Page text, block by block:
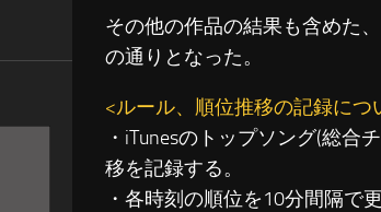
その他の作品の結果も含めた
の通りとなった。
<ルール、順位推移の記録につ
・iTunesのトップソング(総合
移を記録する。
・各時刻の順位を10分間隔で更